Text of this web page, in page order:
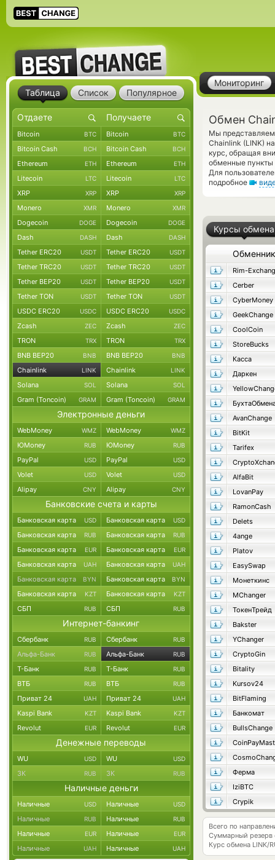
Мониторинг
Обмен
Мы представляем
Chainlink (LINK)
курс, обращая
обменные пункты
Для
подробное
Курсы обмена
Обменник
Rim-
Cerber
CyberMoney
GeekChange
CoolCoin
StoreBucks
Касса
Даркен
AvanChange
BitKit
Tarifex
AlfaBit
LovanPay
RamonCash
Delets
4ange
Platov
EasySwap
Монеткинс
MChanger
ТокенТрейд
Bakster
YChanger
CryptoGin
Bitality
Kursov24
BitFlaming
Банкомат
BullsChange
Ферма
IziBTC
Crypik
Всего по
Суммарный резерв
Курс обмена LINK/
Таблица Список Популярное
Bitcoin BTC Bitcoin BTC
Bitcoin Cash BCH Bitcoin Cash BCH
Ethereum ETH Ethereum ETH
Litecoin LTC Litecoin LTC
XRP XRP XRP XRP
Monero XMR Monero XMR
Dogecoin DOGE Dogecoin DOGE
Dash DASH Dash DASH
Tether ERC20 USDT Tether ERC20 USDT
Tether TRC20 USDT Tether TRC20 USDT
Tether BEP20 USDT Tether BEP20 USDT
Tether TON USDT Tether TON USDT
USDC ERC20 USDC USDC ERC20 USDC
Zcash ZEC Zcash ZEC
TRON TRX TRON TRX
BNB BEP20 BNB BNB BEP20 BNB
Chainlink LINK Chainlink LINK
Solana SOL Solana SOL
Gram (Toncoin) GRAM Gram (Toncoin) GRAM
Электронные деньги
WebMoney WMZ WebMoney WMZ
ЮMoney RUB ЮMoney RUB
PayPal USD PayPal USD
Volet USD Volet USD
Alipay CNY Alipay CNY
Банковские счета и карты
Банковская карта USD Банковская карта USD
Банковская карта RUB Банковская карта RUB
Банковская карта EUR Банковская карта EUR
Банковская карта UAH Банковская карта UAH
Банковская карта BYN Банковская карта BYN
Банковская карта KZT Банковская карта KZT
СБП RUB СБП RUB
Интернет-банкинг
Сбербанк RUB Сбербанк RUB
Альфа-Банк RUB Альфа-Банк RUB
Т-Банк RUB Т-Банк RUB
ВТБ RUB ВТБ RUB
Приват 24 UAH Приват 24 UAH
Kaspi Bank KZT Kaspi Bank KZT
Revolut EUR Revolut EUR
Денежные переводы
WU USD WU USD
ЗК RUB ЗК RUB
Наличные деньги
Наличные USD Наличные USD
Наличные RUB Наличные RUB
Наличные EUR Наличные EUR
Наличные UAH Наличные UAH